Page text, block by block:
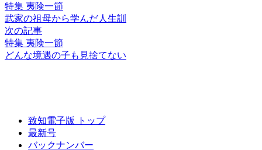
特集 夷険一節
武家の祖母から学んだ人生訓
次の記事
特集 夷険一節
どんな境遇の子も 見捨てない
致知電子版 トップ
最新号
バックナンバー